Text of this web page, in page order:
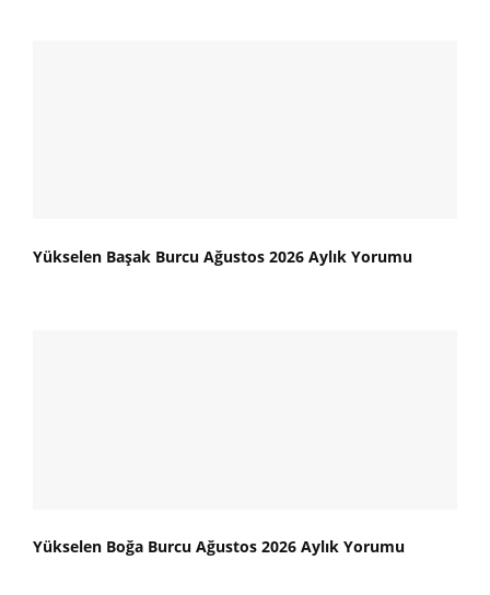
Yükselen Başak Burcu Ağustos 2026 Aylık Yorumu
Yükselen Boğa Burcu Ağustos 2026 Aylık Yorumu